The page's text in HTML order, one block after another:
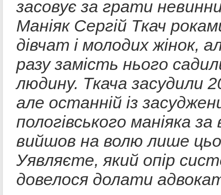
засовує за грати
Маніяк Сергій Ткач
дівчат і молодих жінок,
разу замість нього
людину. Ткача засудили
але останній із
пологівського маніяка
вийшов на волю лише
Уявляєте, який опір
довелося долати